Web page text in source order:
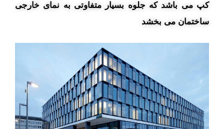
کپ می باشد که جلوه بسیار متفاوتی به نمای خارجی
ساختمان می بخشد